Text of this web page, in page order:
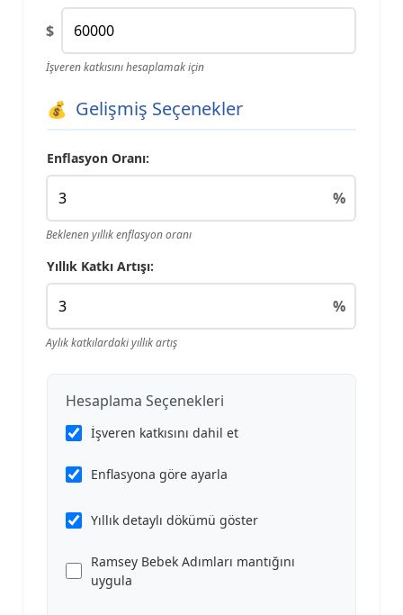
$
İşveren katkısını hesaplamak için
Gelişmiş Seçenekler
Enflasyon Oranı:
%
Beklenen yıllık enflasyon oranı
Yıllık Katkı Artışı:
%
Aylık katkılardaki yıllık artış
Hesaplama Seçenekleri
İşveren katkısını dahil et
Enflasyona göre ayarla
Yıllık detaylı dökümü göster
Ramsey Bebek Adımları mantığını
uygula